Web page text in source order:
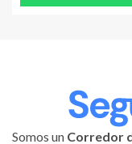
Somos un Corredor